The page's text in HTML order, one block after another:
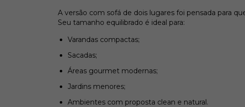
A versão com sofá de dois lugares foi pensada para
Seu tamanho equilibrado é ideal para:
Varandas compactas;
Sacadas;
Áreas gourmet modernas;
Jardins menores;
Ambientes com proposta clean e natural.